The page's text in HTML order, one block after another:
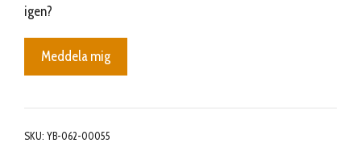
igen?
Meddela mig
SKU: YB-062-00055